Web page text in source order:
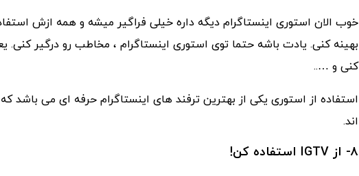
خوب الان استوری اینستاگرام دیگه داره خیلی فراگیر میشه و همه ازش
بهینه کنی. یادت باشه حتما توی استوری اینستاگرام ، مخاطب رو درگیر
کنی و …..
استفاده از استوری یکی از بهترین ترفند های اینستاگرام حرفه ای می باشد
اند.
۸- از IGTV استفاده کن!